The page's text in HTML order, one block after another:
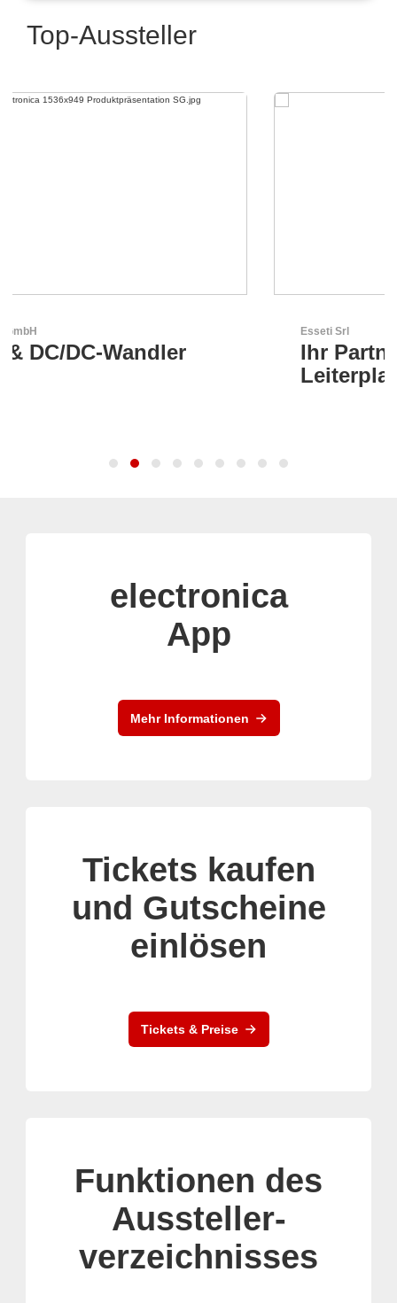
Top-Aussteller
Ihr Partner für High-Tech-
electronica
App
Mehr Informationen
Tickets kaufen
und Gutscheine
einlösen
Tickets & Preise
Funktionen des
Aussteller-
verzeichnisses